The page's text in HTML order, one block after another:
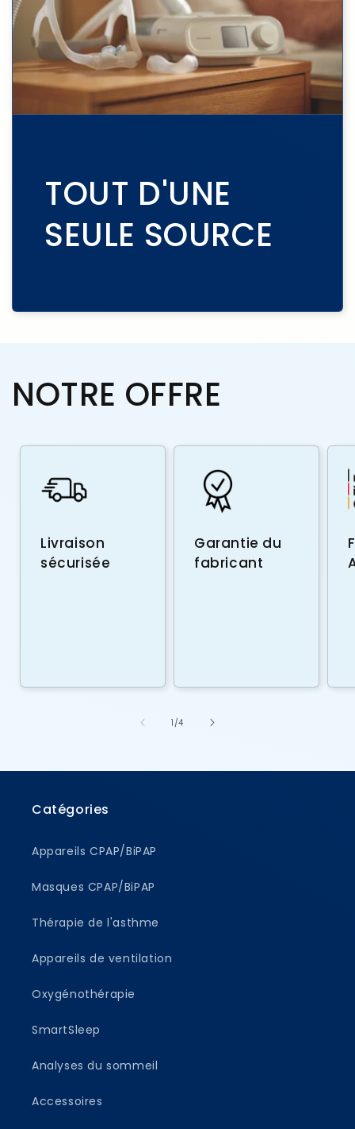
TOUT D'UNE
SEULE SOURCE
NOTRE OFFRE
Livraison
sécurisée
Garantie du
fabricant
1 /de
4
Catégories
Appareils CPAP/BiPAP
Masques CPAP/BiPAP
Thérapie de l'asthme
Appareils de ventilation
Oxygénothérapie
SmartSleep
Analyses du sommeil
Accessoires